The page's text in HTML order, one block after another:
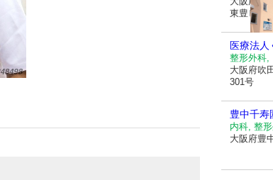
東豊ビル
医療法
整形外科,
大阪府吹
301号
豊中千寿
内科, 整
大阪府豊